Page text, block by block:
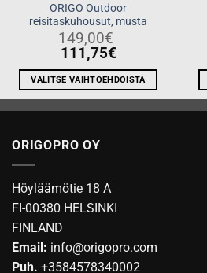
ORIGO Outdoor
reisitaskuhousut, musta
149,00€
111,75€
VALITSE VAIHTOEHDOISTA
Tällä
tuotteella
useampi
Voit
tehdä
valinnat
sivulla.
ORIGOPRO OY
Höyläämötie 18 A
FI-00380 HELSINKI
FINLAND
Email: info@origopro.com
Puh. +3584578340002